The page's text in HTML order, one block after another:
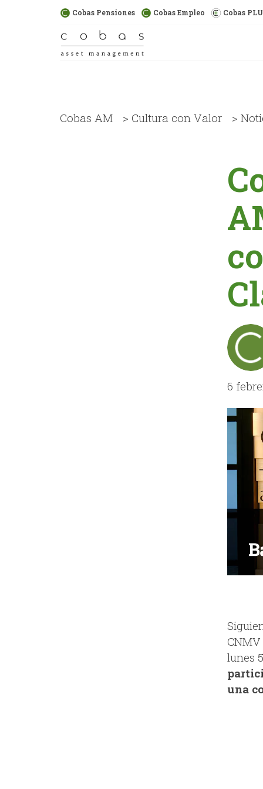
Cobas Pensiones Cobas Empleo Cobas
Cobas AM > Cultura con Valor >
6
lunes
una